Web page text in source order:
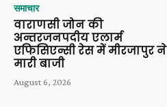
समाचार
वाराणसी जोन की
अन्तरजनपदीय एलार्म
एफिसिएन्सी रेस में मीरजापुर ने
मारी बाजी
August 6, 2026